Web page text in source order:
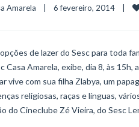
Amarela
    |    6 fevereiro, 2014    |
de lazer do Sesc para toda
Casa Amarela, exibe, dia 8, às 15h,
vive com sua filha Zlabya, um
religiosas, raças e línguas,
do Cineclube Zé Vieira, do Sesc